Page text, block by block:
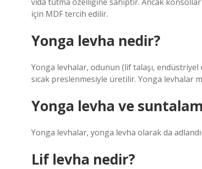
için MDF tercih edilir.
Yonga levha nedir?
Yonga levhalar, odunun (lif talaşı,
sıcak preslenmesiyle üretilir. Yonga levhalar
Yonga levha ve suntalam
Yonga levhalar, yonga levha olarak da
Lif levha nedir?